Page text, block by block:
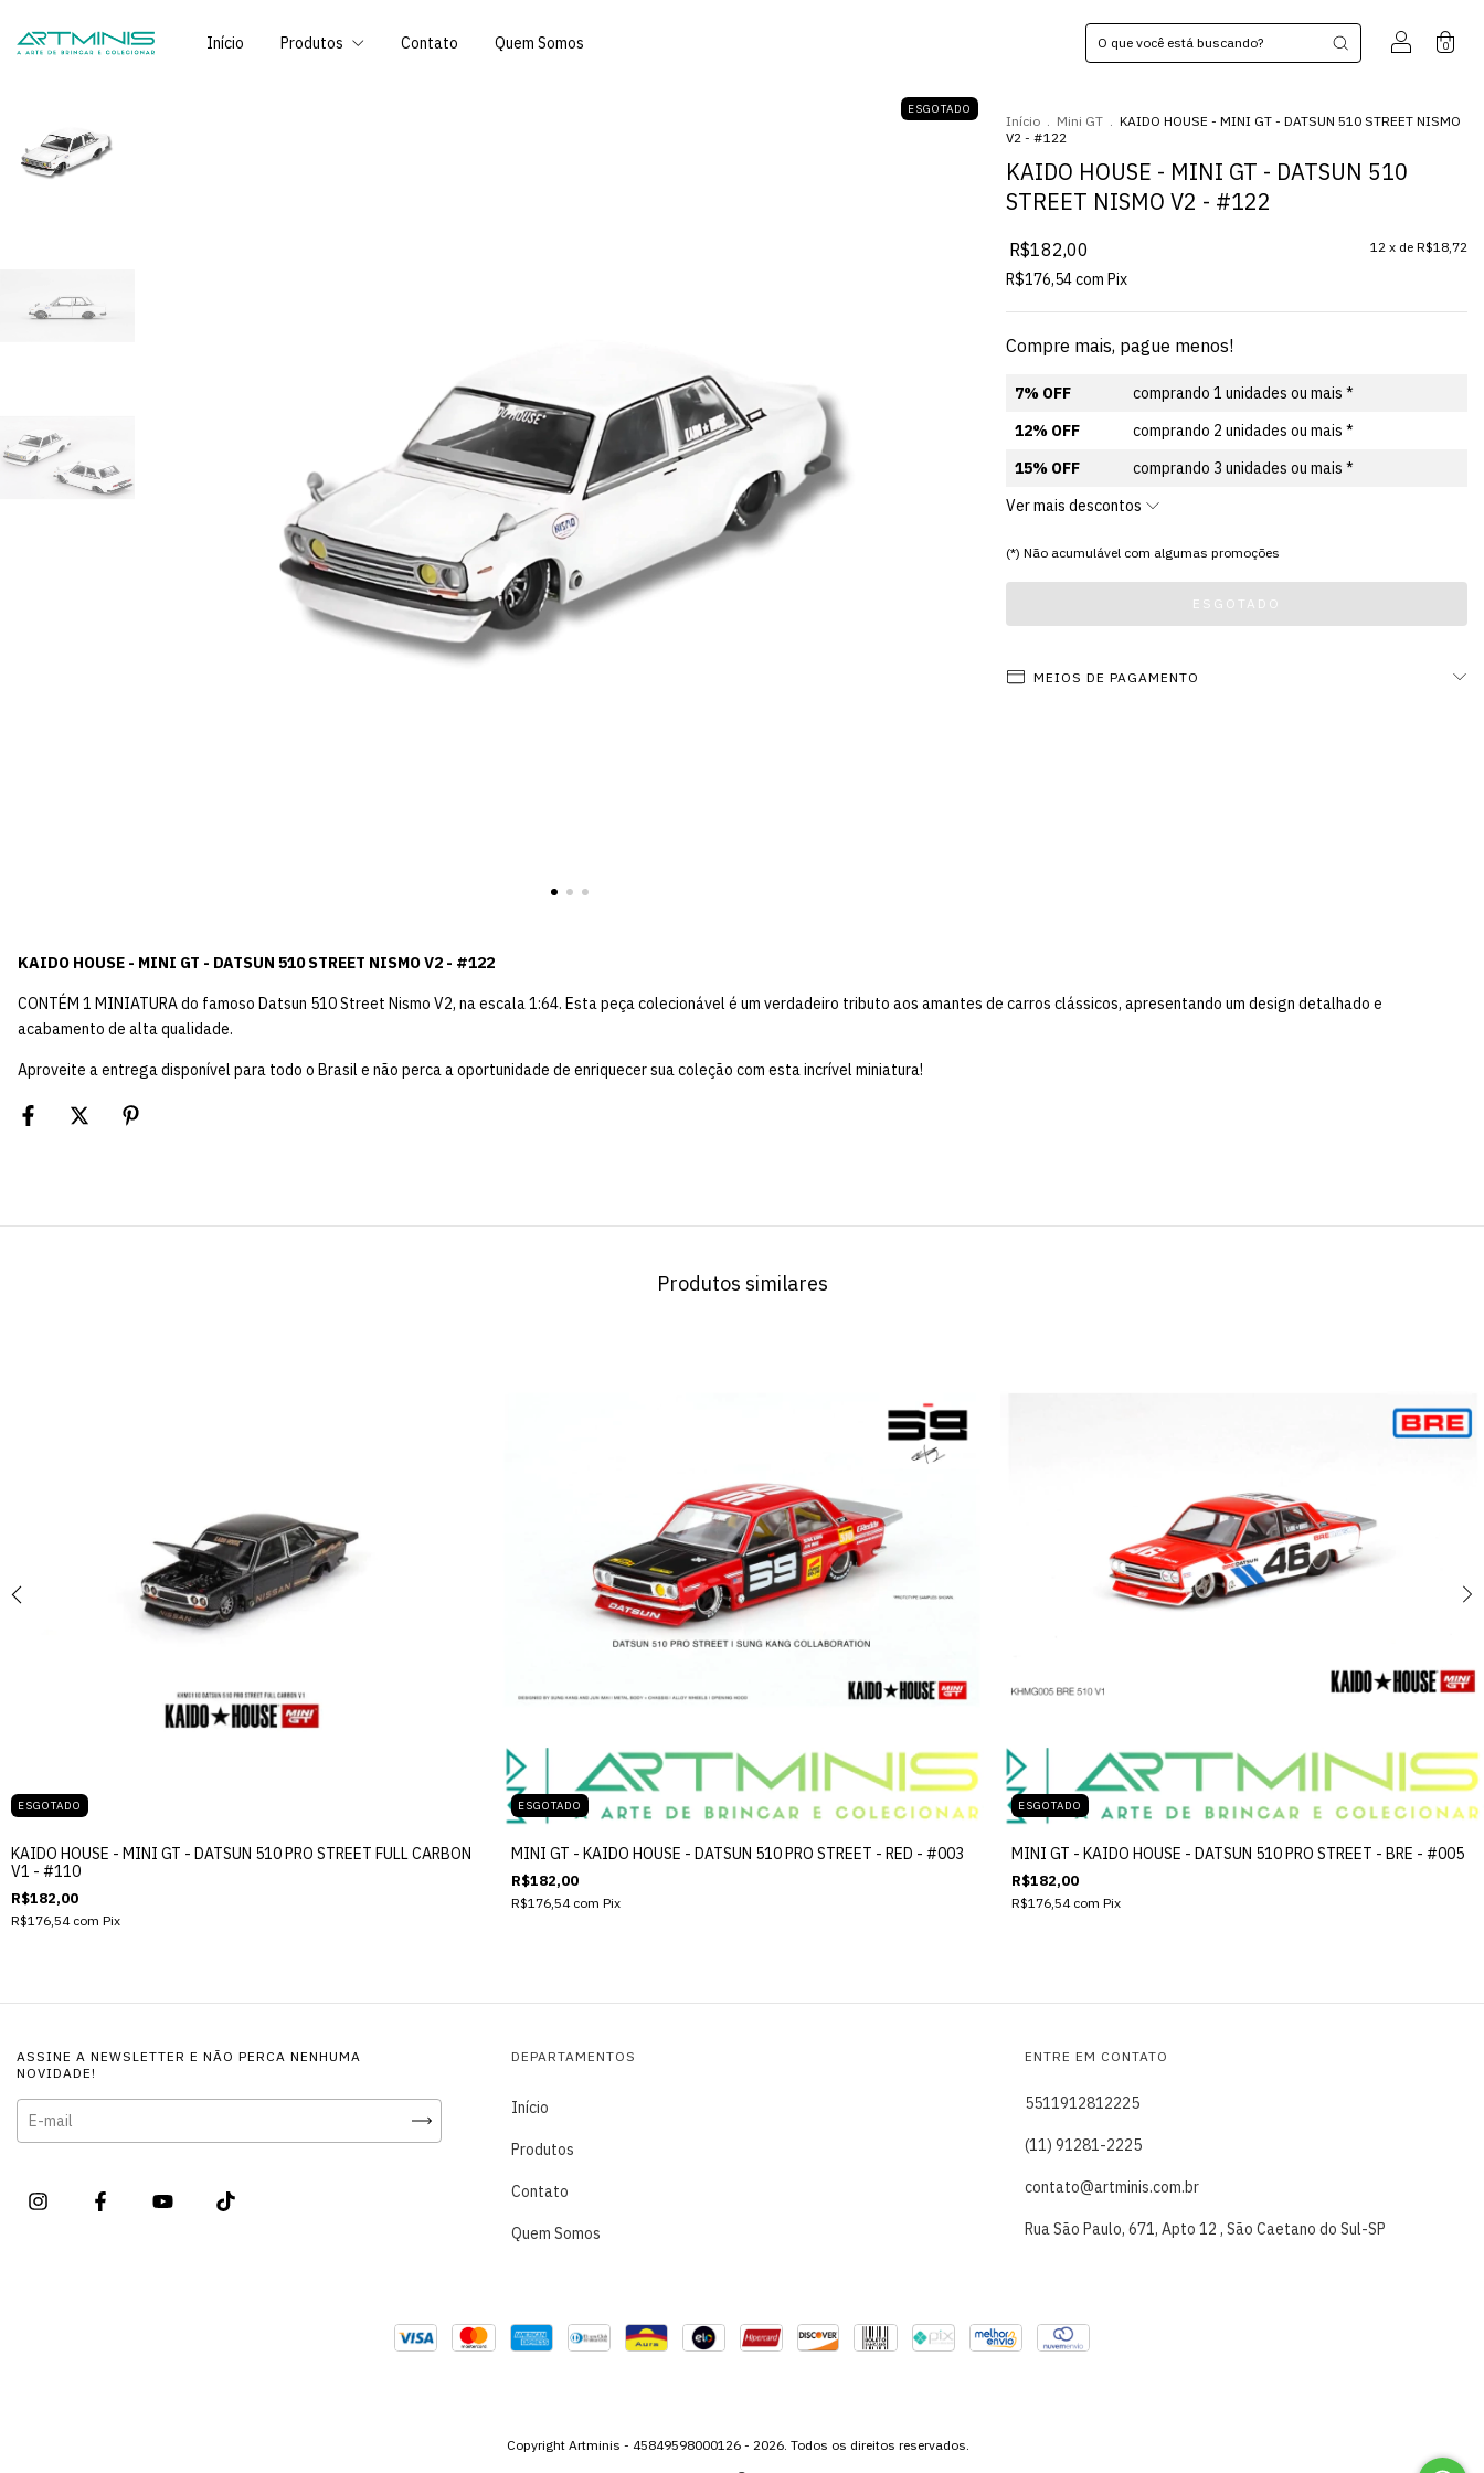
Início Produtos Contato Quem Somos 0
ESGOTADO
Início Mini GT
KAIDO HOUSE - MINI GT - DATSUN 510 STREET NISMO
V2 - #122
KAIDO HOUSE - MINI GT - DATSUN 510
STREET NISMO V2 - #122
R$182,00 12 x de R$18,72
R$176,54com Pix
Compre mais, pague menos!
7% OFF
comprando 1 unidades ou mais *
12% OFF
comprando 2 unidades ou mais *
15% OFF
comprando 3 unidades ou mais *
Ver mais descontos
(*) Não acumulável com algumas promoções
MEIOS DE PAGAMENTO
KAIDO HOUSE - MINI GT - DATSUN 510 STREET NISMO V2 - #122
CONTÉM 1 MINIATURA do famoso Datsun 510 Street Nismo V2, na escala 1:64. Esta peça colecionável é um verdadeiro tributo aos amantes de carros clássicos, apresentando um design detalhado e
acabamento de alta qualidade.
Aproveite a entrega disponível para todo o Brasil e não perca a oportunidade de enriquecer sua coleção com esta incrível miniatura!
Produtos similares
ESGOTADO
KAIDO HOUSE - MINI GT - DATSUN 510 PRO STREET FULL CARBON
V1 - #110
R$182,00
R$176,54 com Pix
ESGOTADO
MINI GT - KAIDO HOUSE - DATSUN 510 PRO STREET - RED - #003
R$182,00
R$176,54 com Pix
ESGOTADO
MINI GT - KAIDO HOUSE - DATSUN 510 PRO STREET - BRE - #005
R$182,00
R$176,54 com Pix
ASSINE A NEWSLETTER E NÃO PERCA NENHUMA
NOVIDADE!
DEPARTAMENTOS
Início
Produtos
Contato
Quem Somos
ENTRE EM CONTATO
5511912812225
(11) 91281-2225
contato@artminis.com.br
Rua São Paulo, 671, Apto 12 , São Caetano do Sul-SP
Copyright Artminis - 45849598000126 - 2026. Todos os direitos reservados.